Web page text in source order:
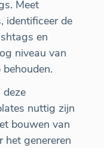
Meet
identificeer de
en
niveau van
nuttig zijn
bouwen van
het genereren